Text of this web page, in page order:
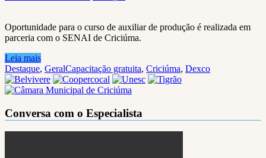
Oportunidade para o curso de auxiliar de produção é realizada em
parceria com o SENAI de Criciúma.
Leia mais
Destaque, GeralCapacitação gratuita, Criciúma, Dexco
Conversa com o Especialista